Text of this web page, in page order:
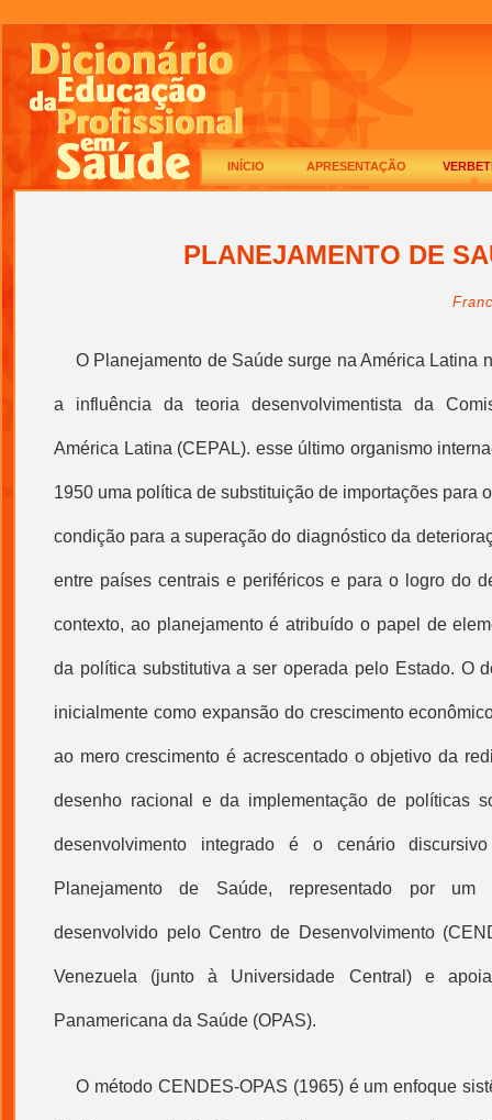
INÍCIO APRESENTAÇÃO
PLANEJAMENTO DE
O Planejamento de Saúde surge na América Latina
a influência da teoria desenvolvimentista da
América Latina (CEPAL). esse último organismo
1950 uma política de substituição de importações para
condição para a superação do diagnóstico da
entre países centrais e periféricos e para o logro do
contexto, ao planejamento é atribuído o papel de
da política substitutiva a ser operada pelo Estado. O
inicialmente como expansão do crescimento
ao mero crescimento é acrescentado o objetivo da
desenho racional e da implementação de políticas
desenvolvimento integrado é o cenário
Planejamento de Saúde, representado por um
desenvolvido pelo Centro de Desenvolvimento
Venezuela (junto à Universidade Central) e
Panamericana da Saúde (OPAS).
O método CENDES-OPAS (1965) é um enfoque